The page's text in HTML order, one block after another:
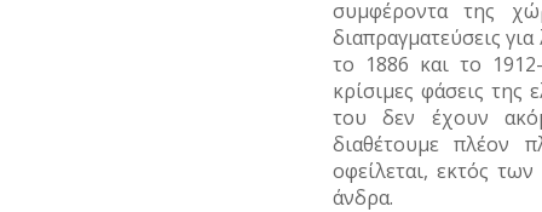
συμφέροντα της
διαπραγματεύσεις
το 1886 και το
κρίσιμες φάσεις της
του δεν έχουν
διαθέτουμε πλέον
οφείλεται, εκτός
άνδρα.